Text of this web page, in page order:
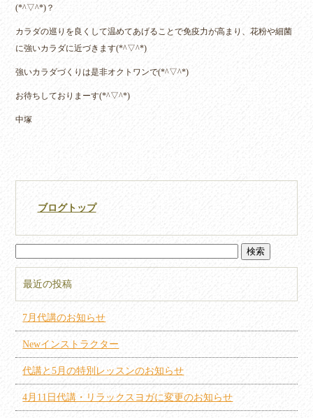
(*^▽^*)？
カラダの巡りを良くして温めてあげることで免疫力が高まり、花粉や細菌
に強いカラダに近づきます(*^▽^*)
強いカラダづくりは是非オクトワンで(*^▽^*)
お待ちしておりまーす(*^▽^*)
中塚
ブログトップ
最近の投稿
7月代講のお知らせ
Newインストラクター
代講と5月の特別レッスンのお知らせ
4月11日代講・リラックスヨガに変更のお知らせ